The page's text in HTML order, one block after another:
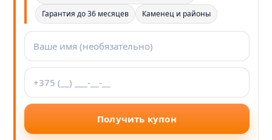
Гарантия до 36 месяцев
Каменец и районы
Получить купон